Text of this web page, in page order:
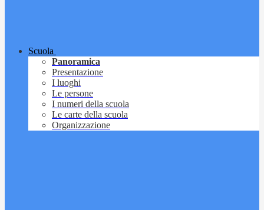
Scuola
Panoramica
Presentazione
I luoghi
Le persone
I numeri della scuola
Le carte della scuola
Organizzazione